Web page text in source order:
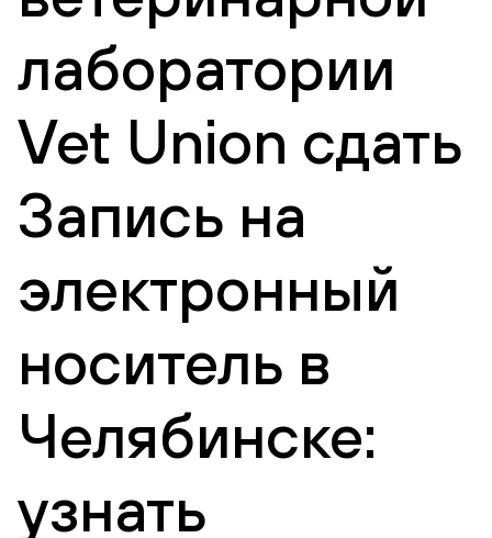
лаборатории
Vet Union сдать
Запись на
электронный
носитель в
Челябинске:
узнать